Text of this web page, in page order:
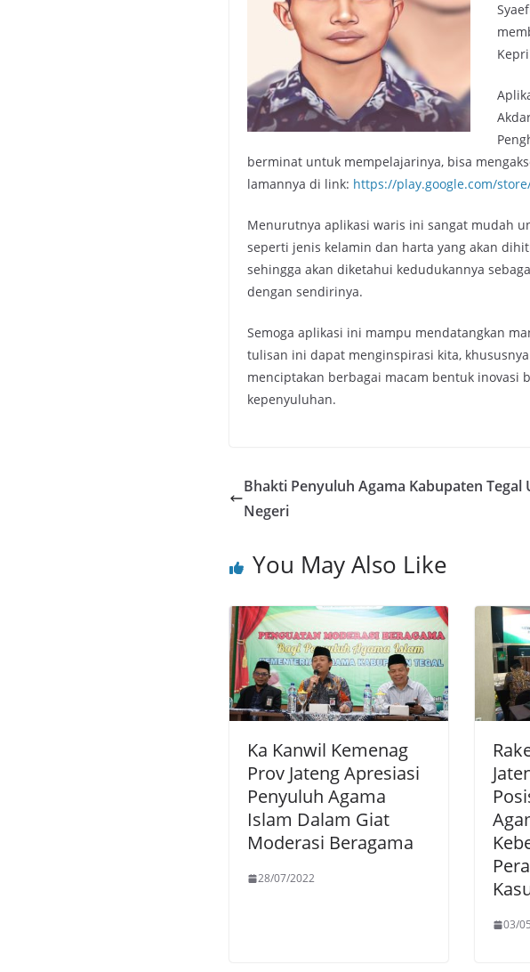
berminat untuk mempelajarinya, bisa
lamannya di link: https://play.google.com/
Menurutnya aplikasi waris ini sangat mudah
seperti jenis kelamin dan harta yang akan
sehingga akan diketahui kedudukannya
dengan sendirinya.
Semoga aplikasi ini mampu mendatangkan
tulisan ini dapat menginspirasi kita,
menciptakan berbagai macam bentuk
kepenyuluhan.
Bhakti Penyuluh Agama Kabupaten Tegal
Negeri
You May Also Like
Ka Kanwil Kemenag
Prov Jateng Apresiasi
Penyuluh Agama
Islam Dalam Giat
Moderasi Beragama
28/07/2022
03/